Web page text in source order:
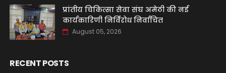
प्रांतीय चिकित्सा सेवा संघ अमेठी की नई
कार्यकारिणी निर्विरोध निर्वाचित
August 05, 2026
RECENT POSTS